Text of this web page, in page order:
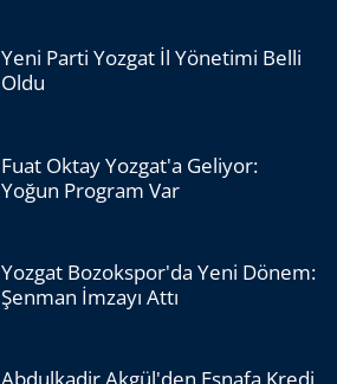
Yeni Parti Yozgat İl Yönetimi Belli
Oldu
Fuat Oktay Yozgat'a Geliyor:
Yoğun Program Var
Yozgat Bozokspor'da Yeni Dönem:
Şenman İmzayı Attı
Abdulkadir Akgül'den Esnafa Kredi